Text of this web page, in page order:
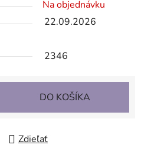
Na objednávku
22.09.2026
2346
DO KOŠÍKA
Zdieľať